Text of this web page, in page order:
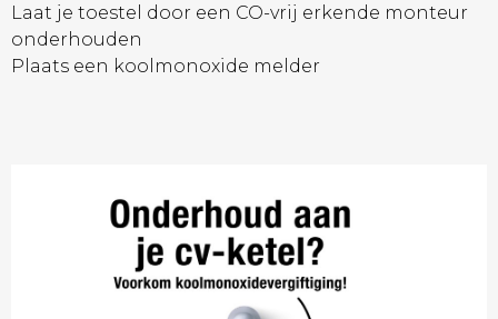
Laat je toestel door een CO-vrij erkende monteur
onderhouden
Plaats een koolmonoxide melder